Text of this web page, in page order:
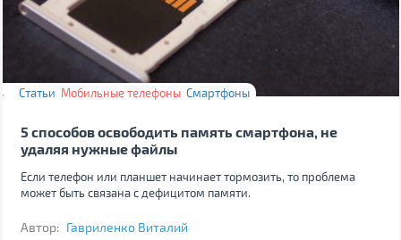
Статьи Мобильные телефоны Смартфоны
5 способов освободить память смартфона, не
удаляя нужные файлы
Если телефон или планшет начинает тормозить, то проблема
может быть связана с дефицитом памяти.
Автор: Гавриленко Виталий